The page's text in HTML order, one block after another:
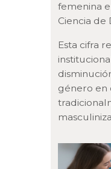
femenina
Ciencia de
Esta cifra
género en